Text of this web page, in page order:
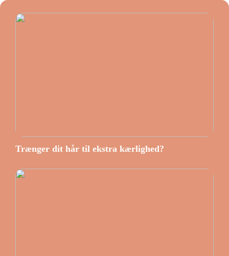
Trænger dit hår til ekstra kærlighed?